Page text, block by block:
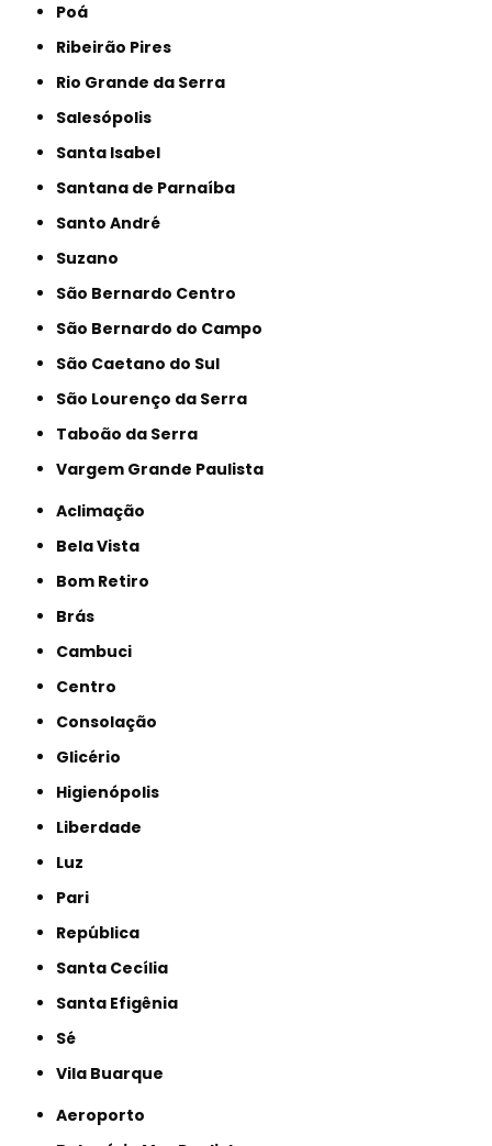
Poá
Ribeirão Pires
Rio Grande da Serra
Salesópolis
Santa Isabel
Santana de Parnaíba
Santo André
Suzano
São Bernardo Centro
São Bernardo do Campo
São Caetano do Sul
São Lourenço da Serra
Taboão da Serra
Vargem Grande Paulista
Aclimação
Bela Vista
Bom Retiro
Brás
Cambuci
Centro
Consolação
Glicério
Higienópolis
Liberdade
Luz
Pari
República
Santa Cecília
Santa Efigênia
Sé
Vila Buarque
Aeroporto